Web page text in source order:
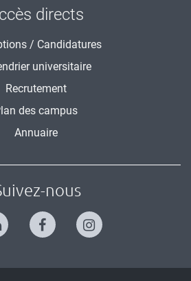
directs
/ Candidatures
universitaire
Recrutement
des campus
Annuaire
nous